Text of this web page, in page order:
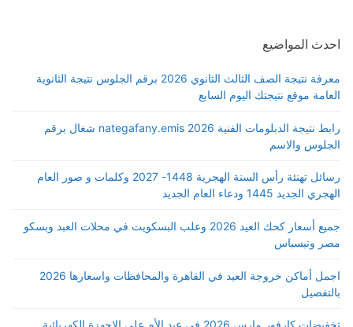
احدث المواضيع
معرفة نتيجة الصف الثالث الثانوي 2026 برقم الجلوس نتيجة الثانوية
العامة موقع نتيجتك اليوم السابع
رابط نتيجة الدبلومات الفنية 2026 nategafany.emis شغال برقم
الجلوس والاسم
رسائل تهنئة رأس السنة الهجرية 1448- 2027 وكلمات و صور العام
الهجري الجديد 1445 ودعاء العام الجديد
جميع أسعار كحك العيد 2026 وعلب البسكويت في محلات العبد وبسكو
مصر وتيسباس
اجمل أماكن خروجة العيد في القاهرة والمحافظات واسعارها 2026
بالتفصيل